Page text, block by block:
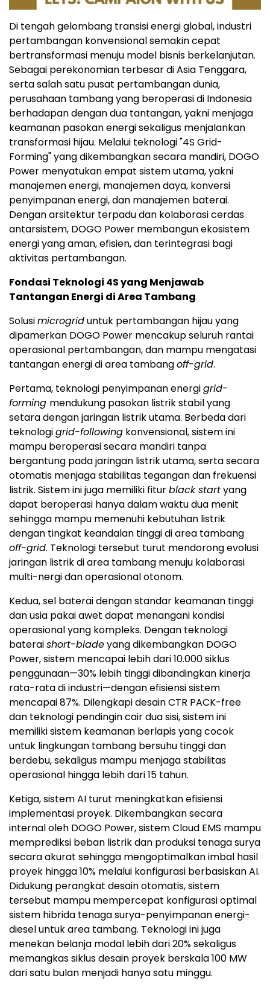
Di tengah gelombang transisi energi global, industri
pertambangan konvensional semakin cepat
bertransformasi menuju model bisnis berkelanjutan.
Sebagai perekonomian terbesar di Asia Tenggara,
serta salah satu pusat pertambangan dunia,
perusahaan tambang yang beroperasi di Indonesia
berhadapan dengan dua tantangan, yakni menjaga
keamanan pasokan energi sekaligus menjalankan
transformasi hijau. Melalui teknologi "4S Grid-
Forming" yang dikembangkan secara mandiri, DOGO
Power menyatukan empat sistem utama, yakni
manajemen energi, manajemen daya, konversi
penyimpanan energi, dan manajemen baterai.
Dengan arsitektur terpadu dan kolaborasi cerdas
antarsistem, DOGO Power membangun ekosistem
energi yang aman, efisien, dan terintegrasi bagi
aktivitas pertambangan.
Fondasi Teknologi 4S yang Menjawab
Tantangan Energi di Area Tambang
Solusimicrogriduntuk pertambangan hijau yang
dipamerkan DOGO Power mencakup seluruh rantai
operasional pertambangan, dan mampu mengatasi
tantangan energi di area tambangoff-grid.
Pertama, teknologi penyimpanan energigrid-
forming mendukung pasokan listrik stabil yang
setara dengan jaringan listrik utama. Berbeda dari
teknologigrid-following konvensional, sistem ini
mampu beroperasi secara mandiri tanpa
bergantung pada jaringan listrik utama, serta secara
otomatis menjaga stabilitas tegangan dan frekuensi
listrik. Sistem ini juga memiliki fiturblack startyang
dapat beroperasi hanya dalam waktu dua menit
sehingga mampu memenuhi kebutuhan listrik
dengan tingkat keandalan tinggi di area tambang
off-grid. Teknologi tersebut turut mendorong evolusi
jaringan listrik di area tambang menuju kolaborasi
multi-nergi dan operasional otonom.
Kedua, sel baterai dengan standar keamanan tinggi
dan usia pakai awet dapat menangani kondisi
operasional yang kompleks. Dengan teknologi
bateraishort-bladeyang dikembangkan DOGO
Power, sistem mencapai lebih dari 10.000 siklus
penggunaan—30% lebih tinggi dibandingkan kinerja
rata-rata di industri—dengan efisiensi sistem
mencapai 87%. Dilengkapi desain CTR PACK-free
dan teknologi pendingin cair dua sisi, sistem ini
memiliki sistem keamanan berlapis yang cocok
untuk lingkungan tambang bersuhu tinggi dan
berdebu, sekaligus mampu menjaga stabilitas
operasional hingga lebih dari 15 tahun.
Ketiga, sistem AI turut meningkatkan efisiensi
implementasi proyek. Dikembangkan secara
internal oleh DOGO Power, sistem Cloud EMS mampu
memprediksi beban listrik dan produksi tenaga surya
secara akurat sehingga mengoptimalkan imbal hasil
proyek hingga 10% melalui konfigurasi berbasiskan AI.
Didukung perangkat desain otomatis, sistem
tersebut mampu mempercepat konfigurasi optimal
sistem hibrida tenaga surya-penyimpanan energi-
diesel untuk area tambang. Teknologi ini juga
menekan belanja modal lebih dari 20% sekaligus
memangkas siklus desain proyek berskala 100 MW
dari satu bulan menjadi hanya satu minggu.